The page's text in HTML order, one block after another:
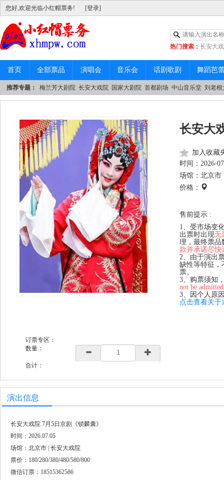
您好,欢迎光临小红帽票务! [登录]
热门搜索： 长安大
|中山音乐堂
首页 全部票品 演唱会 音乐会 话剧歌剧 舞蹈芭
推荐专题： 梅兰芳大剧院 长安大戏院 国家大剧院 首都剧场 中山音乐堂 刘老根
长安大
加入收藏
时间： 2026-
场馆：北京市
价格：
售前提示 :
1、受市场变
出票时出现无
理，最终票品
款并承诺尽快
2、由于演出
缺性等特征，
票。
3、购票须知
not be
3、因个人原
点击查看关于
订票专区：
数量：
合计：
演出信息
长安大戏院 7月5日京剧《锁麟囊》
时间：2026.07.05
场馆：北京市 | 长安大戏院
票价：180/280/380/480/580/800
微信订票：18515362586